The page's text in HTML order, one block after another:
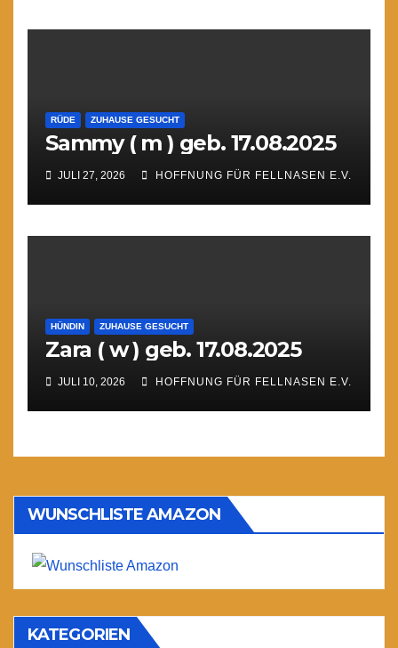
RÜDE ZUHAUSE GESUCHT
Sammy ( m ) geb. 17.08.2025
JULI 27, 2026 HOFFNUNG FÜR FELLNASEN E.V.
HÜNDIN ZUHAUSE GESUCHT
Zara ( w ) geb. 17.08.2025
JULI 10, 2026 HOFFNUNG FÜR FELLNASEN E.V.
WUNSCHLISTE AMAZON
KATEGORIEN